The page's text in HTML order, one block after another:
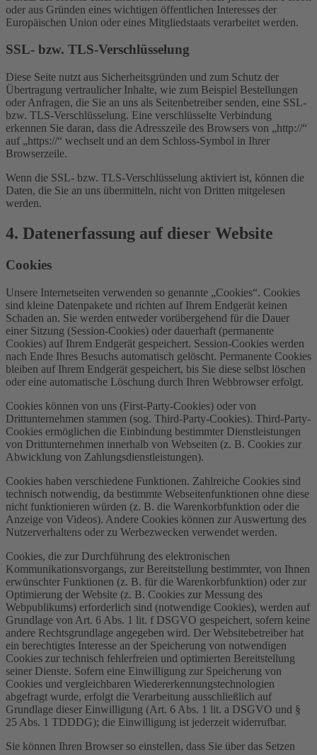
oder aus Gründen eines wichtigen öffentlichen Interesses der
Europäischen Union oder eines Mitgliedstaats verarbeitet werden.
SSL- bzw. TLS-Verschlüsselung
Diese Seite nutzt aus Sicherheitsgründen und zum Schutz der
Übertragung vertraulicher Inhalte, wie zum Beispiel Bestellungen
oder Anfragen, die Sie an uns als Seitenbetreiber senden, eine SSL-
bzw. TLS-Verschlüsselung. Eine verschlüsselte Verbindung
erkennen Sie daran, dass die Adresszeile des Browsers von „http://“
auf „https://“ wechselt und an dem Schloss-Symbol in Ihrer
Browserzeile.
Wenn die SSL- bzw. TLS-Verschlüsselung aktiviert ist, können die
Daten, die Sie an uns übermitteln, nicht von Dritten mitgelesen
werden.
4. Datenerfassung auf dieser Website
Cookies
Unsere Internetseiten verwenden so genannte „Cookies“. Cookies
sind kleine Datenpakete und richten auf Ihrem Endgerät keinen
Schaden an. Sie werden entweder vorübergehend für die Dauer
einer Sitzung (Session-Cookies) oder dauerhaft (permanente
Cookies) auf Ihrem Endgerät gespeichert. Session-Cookies werden
nach Ende Ihres Besuchs automatisch gelöscht. Permanente Cookies
bleiben auf Ihrem Endgerät gespeichert, bis Sie diese selbst löschen
oder eine automatische Löschung durch Ihren Webbrowser erfolgt.
Cookies können von uns (First-Party-Cookies) oder von
Drittunternehmen stammen (sog. Third-Party-Cookies). Third-Party-
Cookies ermöglichen die Einbindung bestimmter Dienstleistungen
von Drittunternehmen innerhalb von Webseiten (z. B. Cookies zur
Abwicklung von Zahlungsdienstleistungen).
Cookies haben verschiedene Funktionen. Zahlreiche Cookies sind
technisch notwendig, da bestimmte Webseitenfunktionen ohne diese
nicht funktionieren würden (z. B. die Warenkorbfunktion oder die
Anzeige von Videos). Andere Cookies können zur Auswertung des
Nutzerverhaltens oder zu Werbezwecken verwendet werden.
Cookies, die zur Durchführung des elektronischen
Kommunikationsvorgangs, zur Bereitstellung bestimmter, von Ihnen
erwünschter Funktionen (z. B. für die Warenkorbfunktion) oder zur
Optimierung der Website (z. B. Cookies zur Messung des
Webpublikums) erforderlich sind (notwendige Cookies), werden auf
Grundlage von Art. 6 Abs. 1 lit. f DSGVO gespeichert, sofern keine
andere Rechtsgrundlage angegeben wird. Der Websitebetreiber hat
ein berechtigtes Interesse an der Speicherung von notwendigen
Cookies zur technisch fehlerfreien und optimierten Bereitstellung
seiner Dienste. Sofern eine Einwilligung zur Speicherung von
Cookies und vergleichbaren Wiedererkennungstechnologien
abgefragt wurde, erfolgt die Verarbeitung ausschließlich auf
Grundlage dieser Einwilligung (Art. 6 Abs. 1 lit. a DSGVO und §
25 Abs. 1 TDDDG); die Einwilligung ist jederzeit widerrufbar.
Sie können Ihren Browser so einstellen, dass Sie über das Setzen